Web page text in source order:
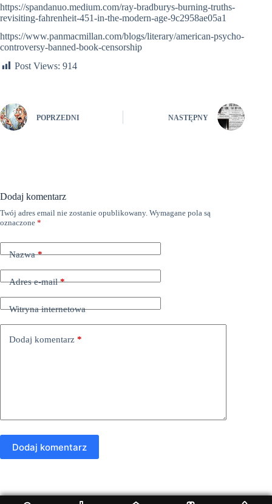
https://spandanuo.medium.com/ray-bradburys-burning-truths-
revisiting-fahrenheit-451-in-the-modern-age-9c2958ae05a1
https://www.panmacmillan.com/blogs/literary/american-psycho-
controversy-banned-book-censorship
Post Views: 914
POPRZEDNI NASTĘPNY
Dodaj komentarz
Twój adres email nie zostanie opublikowany. Wymagane pola są
oznaczone *
Nazwa*
Adres e-mail*
Witryna internetowa
Dodaj komentarz *
Dodaj komentarz